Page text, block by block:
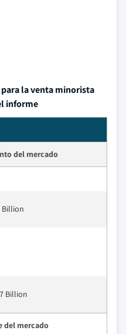
la venta minorista
informe
del mercado
Billion
Billion
del mercado